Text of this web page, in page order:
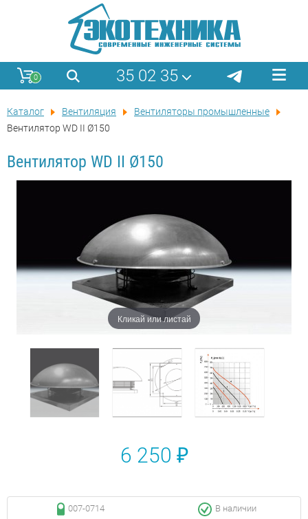
0 35 02 35
Каталог Вентиляция
Вентиляторы промышленные
Вентилятор WD II Ø150
Вентилятор WD II Ø150
Кликай или листай
6 250 ₽
007-0714 В наличии